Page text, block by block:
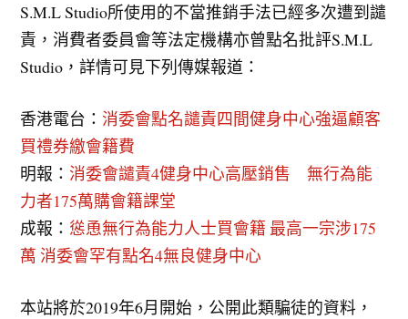
S.M.L Studio所使用的不當推銷手法已經多次遭到譴
責，消費者委員會等法定機構亦曾點名批評S.M.L
Studio，詳情可見下列傳媒報道：
香港電台： 消委會點名譴責四間健身中心強逼顧客
買禮券繳會籍費
明報： 消委會譴責4健身中心高壓銷售 無行為能
力者175萬購會籍課堂
成報： 慫恿無行為能力人士買會籍 最高一宗涉175
萬 消委會罕有點名4無良健身中心
本站將於2019年6月開始，公開此類騙徒的資料，